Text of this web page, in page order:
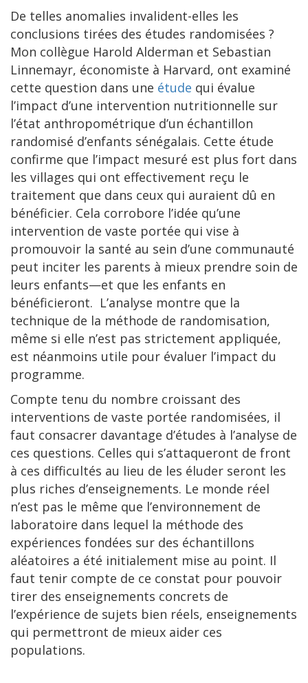
De telles anomalies invalident-elles les
conclusions tirées des études randomisées ?
Mon collègue Harold Alderman et Sebastian
Linnemayr, économiste à Harvard, ont examiné
cette question dans une étude qui évalue
l’impact d’une intervention nutritionnelle sur
l’état anthropométrique d’un échantillon
randomisé d’enfants sénégalais. Cette étude
confirme que l’impact mesuré est plus fort dans
les villages qui ont effectivement reçu le
traitement que dans ceux qui auraient dû en
bénéficier. Cela corrobore l’idée qu’une
intervention de vaste portée qui vise à
promouvoir la santé au sein d’une communauté
peut inciter les parents à mieux prendre soin de
leurs enfants—et que les enfants en
bénéficieront. L’analyse montre que la
technique de la méthode de randomisation,
même si elle n’est pas strictement appliquée,
est néanmoins utile pour évaluer l’impact du
programme.
Compte tenu du nombre croissant des
interventions de vaste portée randomisées, il
faut consacrer davantage d’études à l’analyse de
ces questions. Celles qui s’attaqueront de front
à ces difficultés au lieu de les éluder seront les
plus riches d’enseignements. Le monde réel
n’est pas le même que l’environnement de
laboratoire dans lequel la méthode des
expériences fondées sur des échantillons
aléatoires a été initialement mise au point. Il
faut tenir compte de ce constat pour pouvoir
tirer des enseignements concrets de
l’expérience de sujets bien réels, enseignements
qui permettront de mieux aider ces
populations.